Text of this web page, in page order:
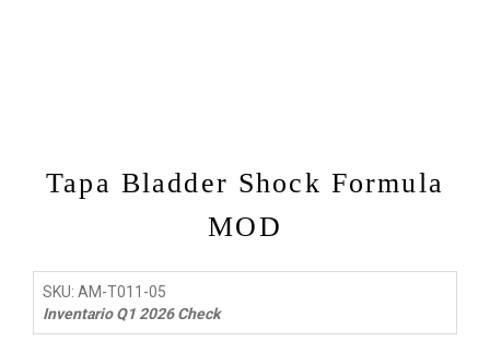
Tapa Bladder Shock Formula
MOD
SKU: AM-T011-05
Inventario Q1 2026 Check